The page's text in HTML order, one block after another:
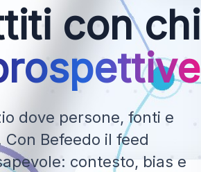
con chi
dove persone, fonti e
Befeedo il feed
contesto, bias e